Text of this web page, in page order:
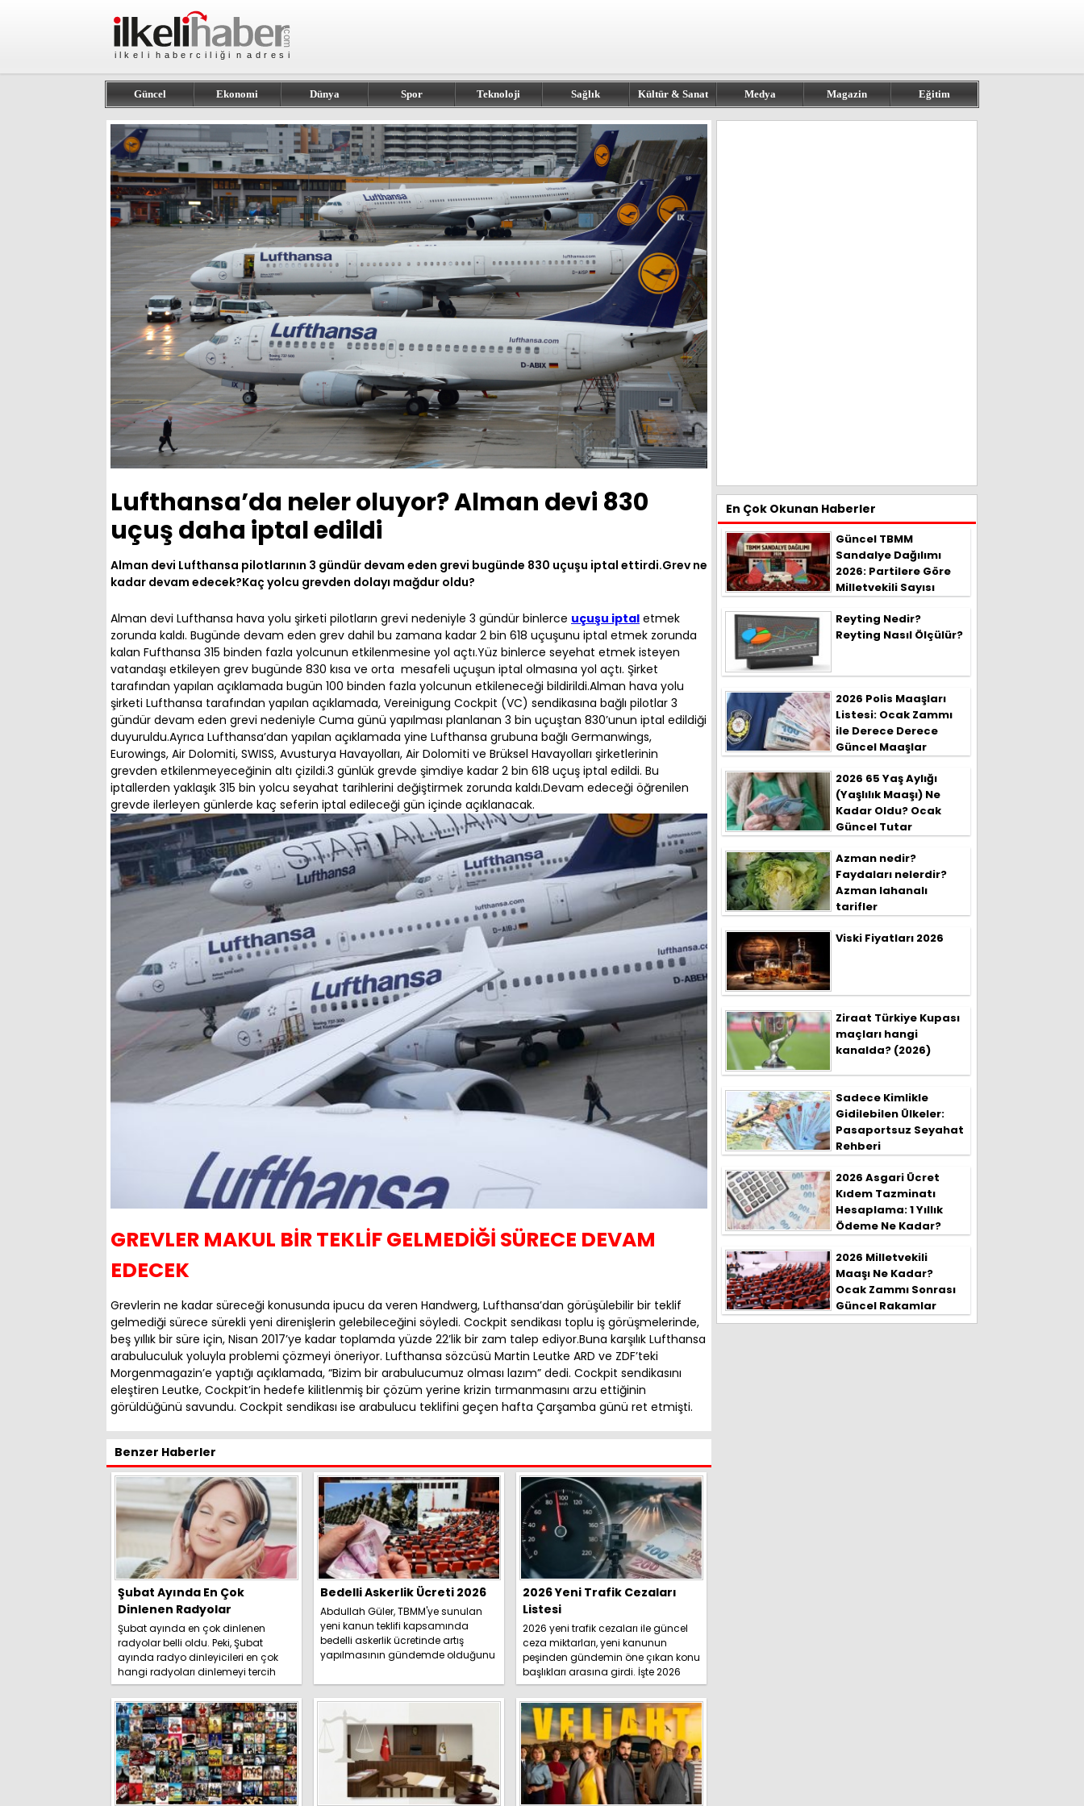
Güncel Ekonomi Dünya Spor Teknoloji Sağlık Kültür & Sanat Medya Magazin Eğitim
Lufthansa’da neler oluyor? Alman devi 830
uçuş daha iptal edildi
Alman devi Lufthansa pilotlarının 3 gündür devam eden grevi bugünde 830 uçuşu iptal ettirdi.Grev ne
kadar devam edecek?Kaç yolcu grevden dolayı mağdur oldu?
Alman devi Lufthansa hava yolu şirketi pilotların grevi nedeniyle 3 gündür binlerce uçuşu iptal etmek
zorunda kaldı. Bugünde devam eden grev dahil bu zamana kadar 2 bin 618 uçuşunu iptal etmek zorunda
kalan Fufthansa 315 binden fazla yolcunun etkilenmesine yol açtı.Yüz binlerce seyehat etmek isteyen
vatandaşı etkileyen grev bugünde 830 kısa ve orta mesafeli uçuşun iptal olmasına yol açtı. Şirket
tarafından yapılan açıklamada bugün 100 binden fazla yolcunun etkileneceği bildirildi.Alman hava yolu
şirketi Lufthansa tarafından yapılan açıklamada, Vereinigung Cockpit (VC) sendikasına bağlı pilotlar 3
gündür devam eden grevi nedeniyle Cuma günü yapılması planlanan 3 bin uçuştan 830’unun iptal edildiği
duyuruldu.Ayrıca Lufthansa’dan yapılan açıklamada yine Lufthansa grubuna bağlı Germanwings,
Eurowings, Air Dolomiti, SWISS, Avusturya Havayolları, Air Dolomiti ve Brüksel Havayolları şirketlerinin
grevden etkilenmeyeceğinin altı çizildi.3 günlük grevde şimdiye kadar 2 bin 618 uçuş iptal edildi. Bu
iptallerden yaklaşık 315 bin yolcu seyahat tarihlerini değiştirmek zorunda kaldı.Devam edeceği öğrenilen
grevde ilerleyen günlerde kaç seferin iptal edileceği gün içinde açıklanacak.
GREVLER MAKUL BİR TEKLİF GELMEDİĞİ SÜRECE DEVAM
EDECEK
Grevlerin ne kadar süreceği konusunda ipucu da veren Handwerg, Lufthansa’dan görüşülebilir bir teklif
gelmediği sürece sürekli yeni direnişlerin gelebileceğini söyledi. Cockpit sendikası toplu iş görüşmelerinde,
beş yıllık bir süre için, Nisan 2017’ye kadar toplamda yüzde 22’lik bir zam talep ediyor.Buna karşılık Lufthansa
arabuluculuk yoluyla problemi çözmeyi öneriyor. Lufthansa sözcüsü Martin Leutke ARD ve ZDF’teki
Morgenmagazin’e yaptığı açıklamada, “Bizim bir arabulucumuz olması lazım” dedi. Cockpit sendikasını
eleştiren Leutke, Cockpit’in hedefe kilitlenmiş bir çözüm yerine krizin tırmanmasını arzu ettiğinin
görüldüğünü savundu. Cockpit sendikası ise arabulucu teklifini geçen hafta Çarşamba günü ret etmişti.
Benzer Haberler
Şubat Ayında En Çok
Dinlenen Radyolar
Şubat ayında en çok dinlenen
radyolar belli oldu. Peki, Şubat
ayında radyo dinleyicileri en çok
hangi radyoları dinlemeyi tercih
etti? İşte detaylar.....
Bedelli Askerlik Ücreti 2026
Abdullah Güler, TBMM'ye sunulan
yeni kanun teklifi kapsamında
bedelli askerlik ücretinde artış
yapılmasının gündemde olduğunu
2026 Yeni Trafik Cezaları
Listesi
2026 yeni trafik cezaları ile güncel
ceza miktarları, yeni kanunun
peşinden gündemin öne çıkan konu
başlıkları arasına girdi. İşte 2026
yeni trafik ce...
En Çok Okunan Haberler
Güncel TBMM
Sandalye Dağılımı
2026: Partilere Göre
Milletvekili Sayısı
Reyting Nedir?
Reyting Nasıl Ölçülür?
2026 Polis Maaşları
Listesi: Ocak Zammı
ile Derece Derece
Güncel Maaşlar
2026 65 Yaş Aylığı
(Yaşlılık Maaşı) Ne
Kadar Oldu? Ocak
Güncel Tutar
Azman nedir?
Faydaları nelerdir?
Azman lahanalı
tarifler
Viski Fiyatları 2026
Ziraat Türkiye Kupası
maçları hangi
kanalda? (2026)
Sadece Kimlikle
Gidilebilen Ülkeler:
Pasaportsuz Seyahat
Rehberi
2026 Asgari Ücret
Kıdem Tazminatı
Hesaplama: 1 Yıllık
Ödeme Ne Kadar?
2026 Milletvekili
Maaşı Ne Kadar?
Ocak Zammı Sonrası
Güncel Rakamlar